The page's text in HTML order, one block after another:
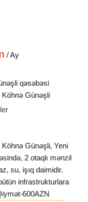
/ Ay
qəsəbəsi
Köhnə Günəşli
Günəşli, Yeni
2 otaqlı mənzil
su, işıq daimidir.
infrastrukturlara
600AZN